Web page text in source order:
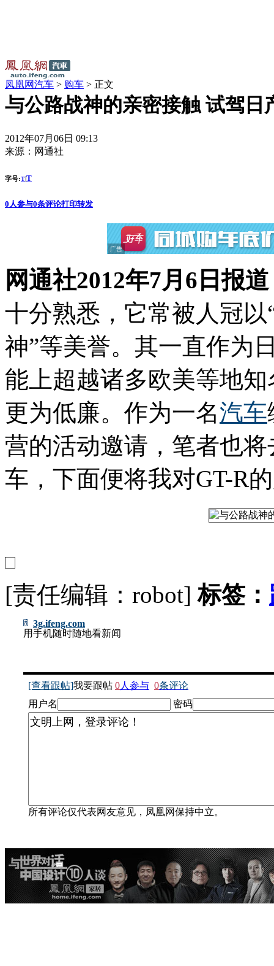
凤凰网汽车 > 购车 > 正文
与公路战神的亲密接触 试驾日
2012年07月06日 09:13
来源： 网通社
字号:T|T
0 人参与0条评论打印转发
网通社2012年7月6日报
十分熟悉，它常被人冠
神”等美誉。其一直作为
能上超越诸多欧美等地
更为低廉。作为一名汽车
营的活动邀请，笔者也将
车，下面便将我对GT-R
[责任编辑：robot]标签：
3g.ifeng.com
用手机随时随地看新闻
[查看跟帖]我要跟帖 0人参与 0条评论
用户名
密码
所有评论仅代表网友意见，凤凰网保持中立。